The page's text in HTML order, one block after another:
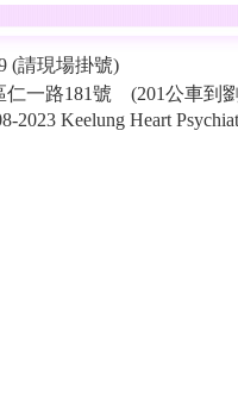
(請現場掛號)
一路181號 (201公車到
Keelung Heart